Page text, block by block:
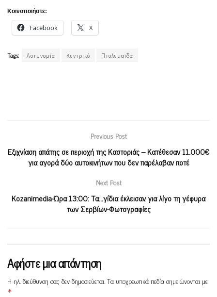
Κοινοποιήστε:
Facebook X
Tags: Αστυνομία Κεντρικό Πτολεμαϊδα
Previous Post
Εξιχνίαση απάτης σε περιοχή της Καστοριάς – Κατέθεσαν 11.000€
για αγορά δύο αυτοκινήτων που δεν παρέλαβαν ποτέ
Next Post
Kozanimedia-Ώρα 13:00: Τα…γίδια έκλεισαν για λίγο τη γέφυρα
των Σερβίων-Φωτογραφίες
Αφήστε μια απάντηση
Η ηλ. διεύθυνση σας δεν δημοσιεύεται.Τα υποχρεωτικά πεδία σημειώνονται με
*